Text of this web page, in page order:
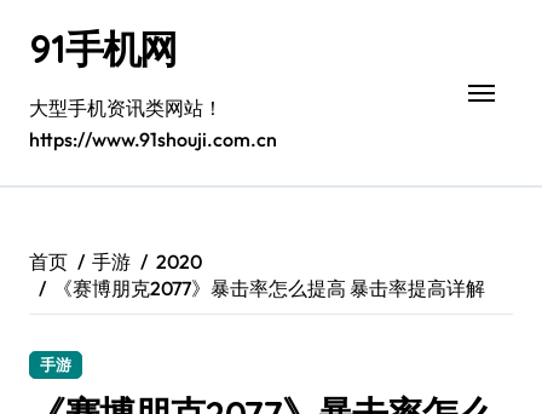
91手机网
大型手机资讯类网站！
https://www.91shouji.com.cn
首页 手游
2020
《赛博朋克2077》暴击率怎么提高 暴击率提高详解
手游